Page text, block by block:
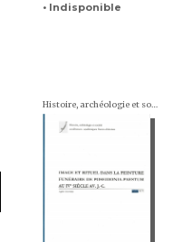
• Indisponible
Histoire, archéologie et société. Conférences académiques franco-chinoises